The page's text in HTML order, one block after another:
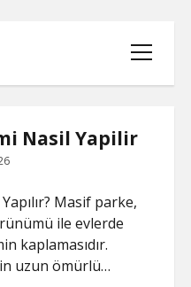
menüyü
aç
HILESI PARASIZ
Nasil Yapilir
Masif parke,
ile evlerde
kaplamasıdır.
uzun ömürlü…